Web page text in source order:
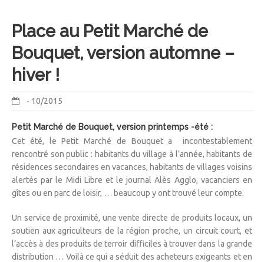
Place au Petit Marché de
Bouquet, version automne –
hiver !
- 10/2015
Petit Marché de Bouquet, version printemps -été :
Cet été, le Petit Marché de Bouquet a incontestablement
rencontré son public : habitants du village à l’année, habitants de
résidences secondaires en vacances, habitants de villages voisins
alertés par le Midi Libre et le journal Alès Agglo, vacanciers en
gîtes ou en parc de loisir, … beaucoup y ont trouvé leur compte.
Un service de proximité, une vente directe de produits locaux, un
soutien aux agriculteurs de la région proche, un circuit court, et
l’accès à des produits de terroir difficiles à trouver dans la grande
distribution … Voilà ce qui a séduit des acheteurs exigeants et en